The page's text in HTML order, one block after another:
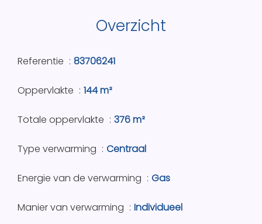
Overzicht
Referentie 83706241
Oppervlakte 144 m²
Totale oppervlakte 376 m²
Type verwarming Centraal
Energie van de verwarming Gas
Manier van verwarming Individueel